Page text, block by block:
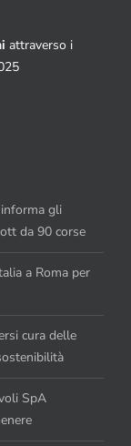
attraverso i
gli
da 90 corse
a Roma per
cura delle
SpA